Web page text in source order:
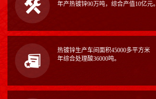
年产热镀锌90万吨，综合产值10亿元。
热镀锌生产车间面积45000多平方米
年综合处理酸36000吨。